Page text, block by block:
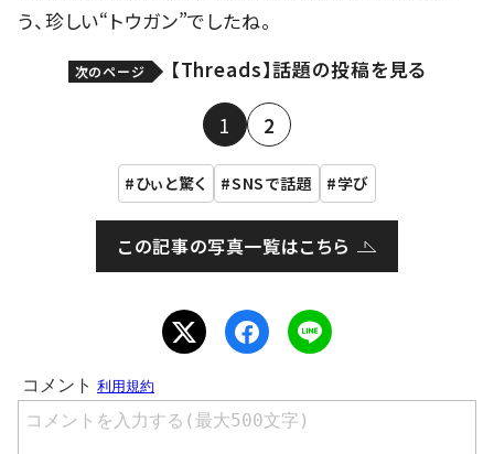
う、珍しい“トウガン”でしたね。
次のページ 【Threads】話題の投稿を見る
1 2
ひぃと驚く SNSで話題 学び
この記事の写真一覧はこちら